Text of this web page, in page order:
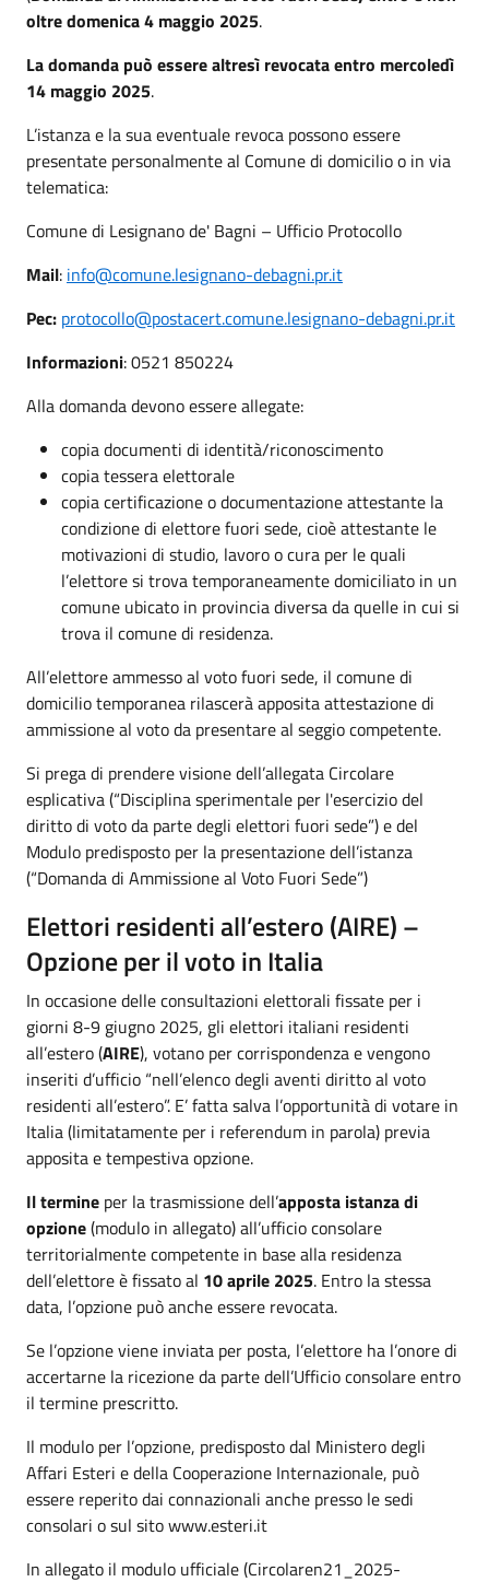
oltre domenica 4 maggio 2025.
La domanda può essere altresì revocata entro mercoledì
14 maggio 2025.
L’istanza e la sua eventuale revoca possono essere
presentate personalmente al Comune di domicilio o in via
telematica:
Comune di Lesignano de' Bagni – Ufficio Protocollo
Mail: info@comune.lesignano-debagni.pr.it
Pec: protocollo@postacert.comune.lesignano-debagni.pr.it
Informazioni: 0521 850224
Alla domanda devono essere allegate:
copia documenti di identità/riconoscimento
copia tessera elettorale
copia certificazione o documentazione attestante la
condizione di elettore fuori sede, cioè attestante le
motivazioni di studio, lavoro o cura per le quali
l’elettore si trova temporaneamente domiciliato in un
comune ubicato in provincia diversa da quelle in cui si
trova il comune di residenza.
All’elettore ammesso al voto fuori sede, il comune di
domicilio temporanea rilascerà apposita attestazione di
ammissione al voto da presentare al seggio competente.
Si prega di prendere visione dell’allegata Circolare
esplicativa (“Disciplina sperimentale per l'esercizio del
diritto di voto da parte degli elettori fuori sede”) e del
Modulo predisposto per la presentazione dell’istanza
(“Domanda di Ammissione al Voto Fuori Sede”)
Elettori residenti all’estero (AIRE) –
Opzione per il voto in Italia
In occasione delle consultazioni elettorali fissate per i
giorni 8-9 giugno 2025, gli elettori italiani residenti
all’estero (AIRE), votano per corrispondenza e vengono
inseriti d’ufficio “nell’elenco degli aventi diritto al voto
residenti all’estero”. E’ fatta salva l’opportunità di votare in
Italia (limitatamente per i referendum in parola) previa
apposita e tempestiva opzione.
Il termine per la trasmissione dell’apposta istanza di
opzione(modulo in allegato) all’ufficio consolare
territorialmente competente in base alla residenza
dell’elettore è fissato al 10 aprile 2025. Entro la stessa
data, l’opzione può anche essere revocata.
Se l’opzione viene inviata per posta, l’elettore ha l’onore di
accertarne la ricezione da parte dell’Ufficio consolare entro
il termine prescritto.
Il modulo per l’opzione, predisposto dal Ministero degli
Affari Esteri e della Cooperazione Internazionale, può
essere reperito dai connazionali anche presso le sedi
consolari o sul sito www.esteri.it
In allegato il modulo ufficiale (Circolaren21_2025-